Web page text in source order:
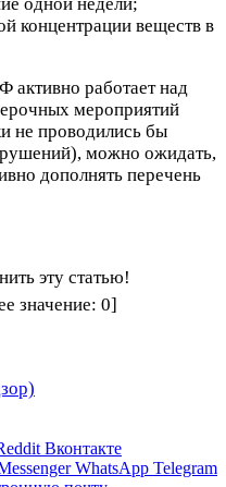
концентрации веществ в
активно работает над
мероприятий
не проводились бы
можно ожидать,
дополнять перечень
эту статью!
значение: 0]
Вконтакте
WhatsApp Telegram